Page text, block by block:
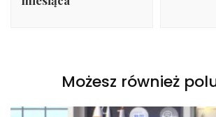
Możesz również